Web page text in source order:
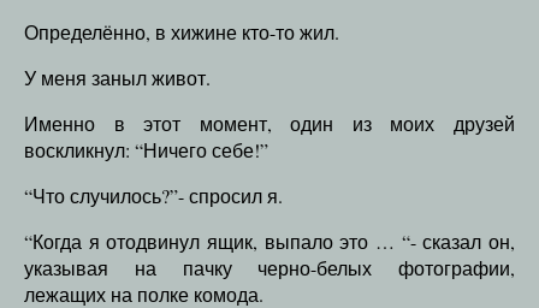
Определённо, в хижине кто-то жил.
У меня заныл живот.
Именно в этот момент, один из моих друзей
воскликнул: “Ничего себе!”
“Что случилось?”- спросил я.
“Когда я отодвинул ящик, выпало это … “- сказал он,
указывая на пачку черно-белых фотографии,
лежащих на полке комода.